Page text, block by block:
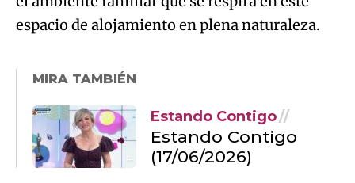
espacio de alojamiento en plena naturaleza.
MIRA TAMBIÉN
Estando Contigo
Estando Contigo
(17/06/2026)